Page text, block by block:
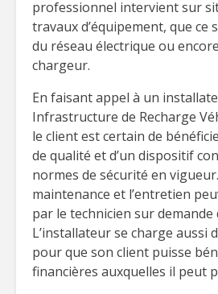
professionnel intervient sur
travaux d’équipement, que ce
du réseau électrique ou
chargeur.
En faisant appel à un
Infrastructure de Recharge
le client est certain de
de qualité et d’un dispositif
normes de sécurité en
maintenance et l’entretien
par le technicien sur demande
L’installateur se charge aussi
pour que son client puisse
financières auxquelles il peut